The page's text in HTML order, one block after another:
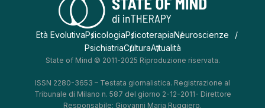
Età EvolutivaPsicologiaPsicoterapiaNeuroscienze
PsichiatriaCulturaAttualità
State of Mind © 2011-2025 Riproduzione riservata.
ISSN 2280-3653 – Testata giornalistica. Registrazione al
Tribunale di Milano n. 587 del giorno 2-12-2011- Direttore
Responsabile: Giovanni Maria Ruggiero.